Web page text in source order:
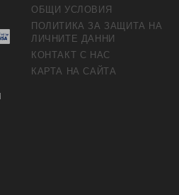
ОБЩИ УСЛОВИЯ
ПОЛИТИКА ЗА ЗАЩИТА НА
ЛИЧНИТЕ ДАННИ
КОНТАКТ С НАС
КАРТА НА САЙТА